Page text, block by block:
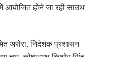
आयोजित होने जा रही साउथ
अरोरा, निदेशक प्रशासन